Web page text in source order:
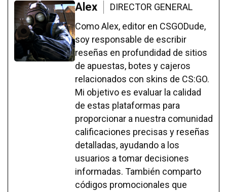
Alex
DIRECTOR GENERAL
Como Alex, editor en CSGODude,
soy responsable de escribir
reseñas en profundidad de sitios
de apuestas, botes y cajeros
relacionados con skins de CS:GO.
Mi objetivo es evaluar la calidad
de estas plataformas para
proporcionar a nuestra comunidad
calificaciones precisas y reseñas
detalladas, ayudando a los
usuarios a tomar decisiones
informadas. También comparto
códigos promocionales que